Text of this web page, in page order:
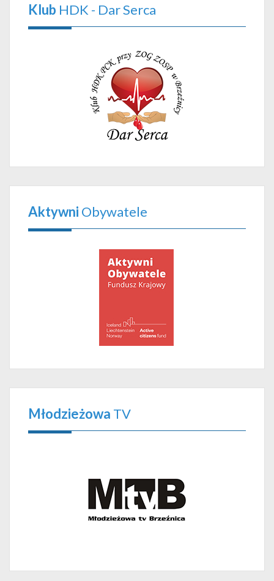
Klub HDK - Dar Serca
Aktywni Obywatele
Młodzieżowa TV